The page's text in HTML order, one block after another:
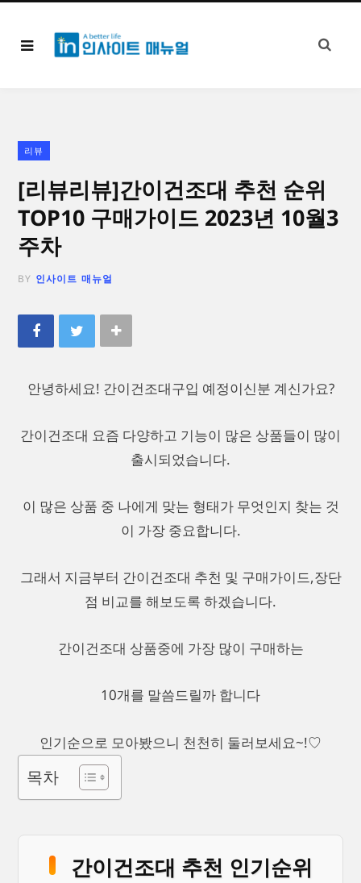
리뷰
[리뷰리뷰]간이건조대 추천 순위
TOP10 구매가이드 2023년 10월3
주차
BY 인사이트 매뉴얼
안녕하세요! 간이건조대구입 예정이신분 계신가요?
간이건조대 요즘 다양하고 기능이 많은 상품들이 많이
출시되었습니다.
이 많은 상품 중 나에게 맞는 형태가 무엇인지 찾는 것
이 가장 중요합니다.
그래서 지금부터 간이건조대 추천 및 구매가이드,장단
점 비교를 해보도록 하겠습니다.
간이건조대 상품중에 가장 많이 구매하는
10개를 말씀드릴까 합니다
인기순으로 모아봤으니 천천히 둘러보세요~!♡
목차
간이건조대 추천 인기순위